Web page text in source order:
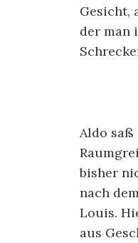
Gesicht,
der man
Aldo
bisher
nach
Louis.
aus